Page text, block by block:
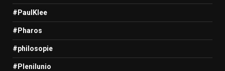
#PaulKlee
#Pharos
#philosopie
#Plenilunio